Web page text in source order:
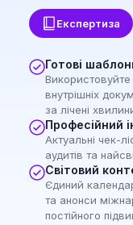
Експертиза
Готові
Використовуйте
внутрішніх
за лічені
Професійний
Актуальні чек-
аудитів та
Світовий
Єдиний
та анонси
постійного